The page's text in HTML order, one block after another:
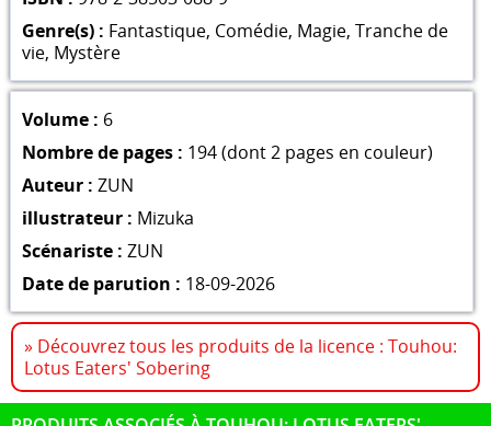
Genre(s) : Fantastique, Comédie, Magie, Tranche de
vie, Mystère
Volume : 6
Nombre de pages : 194 (dont 2 pages en couleur)
Auteur : ZUN
illustrateur : Mizuka
Scénariste : ZUN
Date de parution : 18-09-2026
» Découvrez tous les produits de la licence : Touhou:
Lotus Eaters' Sobering